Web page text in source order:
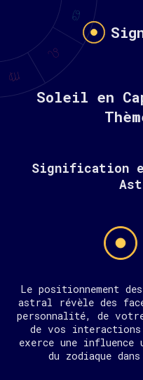
Soleil en
Signification
Le positionnement
astral révèle des
personnalité, de
de vos interactions
exerce une influence
du zodiaque